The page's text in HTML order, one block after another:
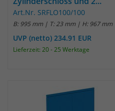
Art.Nr. SRFLO100/100
B: 995 mm | T: 23 mm | H: 967 mm
UVP (netto) 234.91 EUR
Lieferzeit: 20 - 25 Werktage